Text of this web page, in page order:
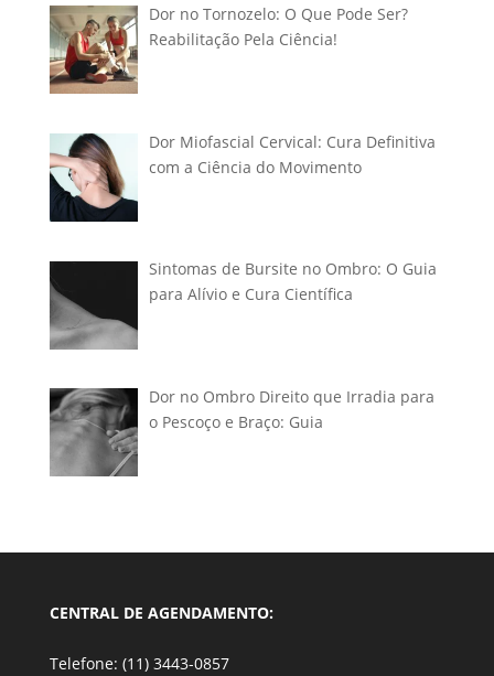
Dor no Tornozelo: O Que Pode Ser?
Reabilitação Pela Ciência!
Dor Miofascial Cervical: Cura Definitiva
com a Ciência do Movimento
Sintomas de Bursite no Ombro: O Guia
para Alívio e Cura Científica
Dor no Ombro Direito que Irradia para
o Pescoço e Braço: Guia
CENTRAL DE AGENDAMENTO:
Telefone: (11) 3443-0857